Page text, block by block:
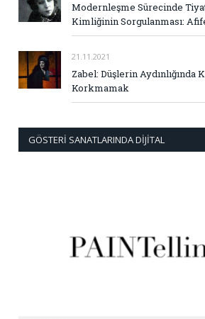
Modernleşme Sürecinde
Kimliğinin Sorgulanması:
21.11.2021
Zabel: Düşlerin Aydınlığında
Korkmamak
GÖSTERI SANATLARINDA DIJITAL